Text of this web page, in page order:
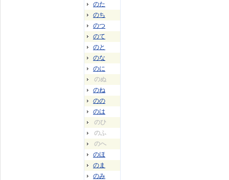
のた
のち
のつ
のて
のと
のな
のに
のぬ
のね
のの
のは
のひ
のふ
のへ
のほ
のま
のみ